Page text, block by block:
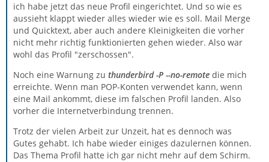
ich habe jetzt das neue Profil eingerichtet. Und so wie es
aussieht klappt wieder alles wieder wie es soll. Mail Merge
und Quicktext, aber auch andere Kleinigkeiten die vorher
nicht mehr richtig funktionierten gehen wieder. Also war
wohl das Profil "zerschossen".
Noch eine Warnung zu thunderbird -P --no-remote die mich
erreichte. Wenn man POP-Konten verwendet kann, wenn
eine Mail ankommt, diese im falschen Profil landen. Also
vorher die Internetverbindung trennen.
Trotz der vielen Arbeit zur Unzeit, hat es dennoch was
Gutes gehabt. Ich habe wieder einiges dazulernen können.
Das Thema Profil hatte ich gar nicht mehr auf dem Schirm.